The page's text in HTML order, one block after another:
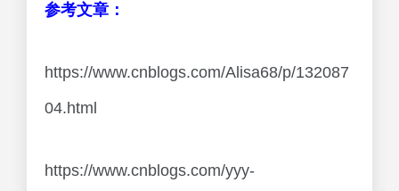
参考文章：
https://www.cnblogs.com/Alisa68/p/132087
04.html
https://www.cnblogs.com/yyy-